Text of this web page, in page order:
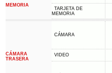
MEMORIA
TARJETA DE
MEMORIA
CÁMARA
TRASERA
CÁMARA
VIDEO